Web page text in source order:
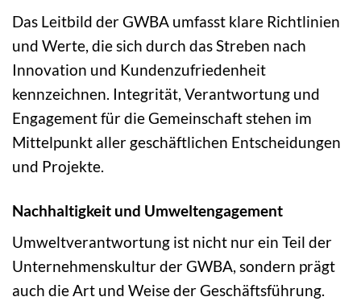
Das Leitbild der GWBA umfasst klare Richtlinien
und Werte, die sich durch das Streben nach
Innovation und Kundenzufriedenheit
kennzeichnen. Integrität, Verantwortung und
Engagement für die Gemeinschaft stehen im
Mittelpunkt aller geschäftlichen Entscheidungen
und Projekte.
Nachhaltigkeit und Umweltengagement
Umweltverantwortung ist nicht nur ein Teil der
Unternehmenskultur der GWBA, sondern prägt
auch die Art und Weise der Geschäftsführung.